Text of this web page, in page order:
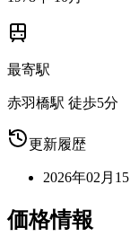
最寄駅
赤羽橋駅 徒歩5分
更新履歴
2026年02月15
価格情報